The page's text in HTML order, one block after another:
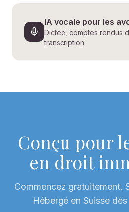
IA vocale pour les
Dictée, comptes rendus
transcription
Conçu pour
en droit
Commencez gratuitement.
Hébergé en Suisse